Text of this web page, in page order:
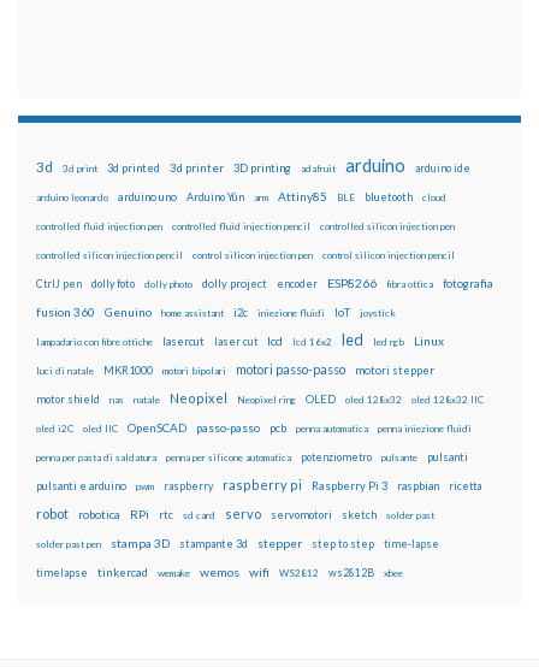
3d 3d print 3d printed 3d printer 3D printing adafruit arduino arduino ide
arduino leonardo arduino uno Arduino Yún arm Attiny85 BLE bluetooth cloud
controlled fluid injection pen controlled fluid injection pencil controlled silicon injection pen
controlled silicon injection pencil control silicon injection pen control silicon injection pencil
CtrlJ pen dolly foto dolly photo dolly project encoder ESP8266 fibra ottica fotografia
fusion 360 Genuino home assistant i2c iniezione fluidi IoT joystick
lampadario con fibre ottiche lasercut laser cut lcd lcd 16x2 led led rgb Linux
luci di natale MKR1000 motori bipolari motori passo-passo motori stepper
motor shield nas natale Neopixel Neopixel ring OLED oled 128x32 oled 128x32 IIC
oled i2C oled IIC OpenSCAD passo-passo pcb penna automatica penna iniezione fluidi
penna per pasta di saldatura penna per silicone automatica potenziometro pulsante pulsanti
pulsanti e arduino pwm raspberry raspberry pi Raspberry Pi 3 raspbian ricetta
robot robotica RPi rtc sd card servo servomotori sketch solder past
solder past pen stampa 3D stampante 3d stepper step to step time-lapse
timelapse tinkercad wemake wemos wifi WS2812 ws2812B xbee